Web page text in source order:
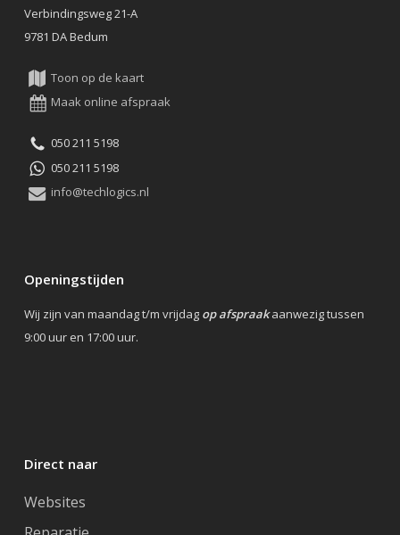
Verbindingsweg 21-A
9781 DA Bedum
Toon op de kaart
Maak online afspraak
050 211 5198
050 211 5198
info@techlogics.nl
Openingstijden
Wij zijn van maandag t/m vrijdag op afspraakaanwezig tussen
9:00 uur en 17:00 uur.
Direct naar
Websites